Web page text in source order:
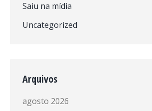
Saiu na mídia
Uncategorized
Arquivos
agosto 2026